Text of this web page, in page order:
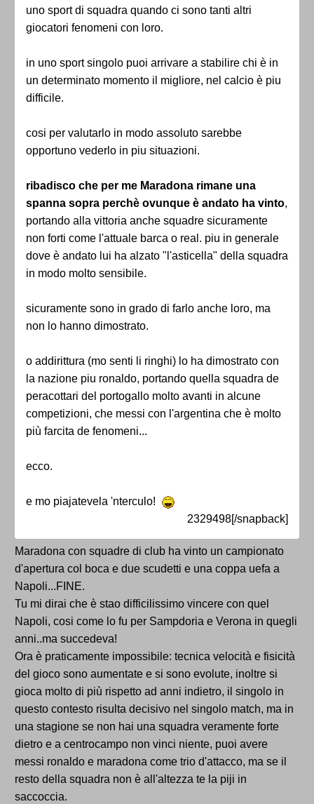
uno sport di squadra quando ci sono tanti altri
giocatori fenomeni con loro.
in uno sport singolo puoi arrivare a stabilire chi è in
un determinato momento il migliore, nel calcio è piu
difficile.
cosi per valutarlo in modo assoluto sarebbe
opportuno vederlo in piu situazioni.
ribadisco che per me Maradona rimane una
spanna sopra perchè ovunque è andato ha vinto,
portando alla vittoria anche squadre sicuramente
non forti come l'attuale barca o real. piu in generale
dove è andato lui ha alzato "l'asticella" della squadra
in modo molto sensibile.
sicuramente sono in grado di farlo anche loro, ma
non lo hanno dimostrato.
o addirittura (mo senti li ringhi) lo ha dimostrato con
la nazione piu ronaldo, portando quella squadra de
peracottari del portogallo molto avanti in alcune
competizioni, che messi con l'argentina che è molto
più farcita de fenomeni...
ecco.
e mo piajatevela 'nterculo!
2329498[/snapback]
Maradona con squadre di club ha vinto un campionato
d'apertura col boca e due scudetti e una coppa uefa a
Napoli...FINE.
Tu mi dirai che è stao difficilissimo vincere con quel
Napoli, cosi come lo fu per Sampdoria e Verona in quegli
anni..ma succedeva!
Ora è praticamente impossibile: tecnica velocità e fisicità
del gioco sono aumentate e si sono evolute, inoltre si
gioca molto di più rispetto ad anni indietro, il singolo in
questo contesto risulta decisivo nel singolo match, ma in
una stagione se non hai una squadra veramente forte
dietro e a centrocampo non vinci niente, puoi avere
messi ronaldo e maradona come trio d'attacco, ma se il
resto della squadra non è all'altezza te la piji in
saccoccia.